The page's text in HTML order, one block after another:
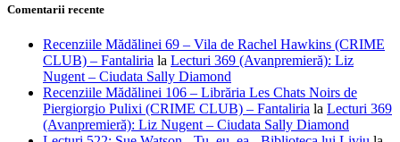
Comentarii recente
Recenziile Mădălinei 69 – Vila de Rachel Hawkins (CRIME
CLUB) – Fantaliria la Lecturi 369 (Avanpremieră): Liz
Nugent – Ciudata Sally Diamond
Recenziile Mădălinei 106 – Librăria Les Chats Noirs de
Piergiorgio Pulixi (CRIME CLUB) – Fantaliria la Lecturi 369
(Avanpremieră): Liz Nugent – Ciudata Sally Diamond